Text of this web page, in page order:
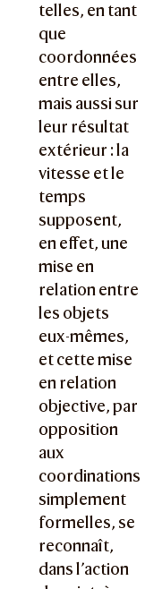
telles, en tant
que
coordonnées
entre elles,
mais aussi sur
leur résultat
extérieur : la
vitesse et le
temps
supposent,
en effet, une
mise en
relation entre
les objets
eux-mêmes,
et cette mise
en relation
objective, par
opposition
aux
coordinations
simplement
formelles, se
reconnaît,
dans l’action